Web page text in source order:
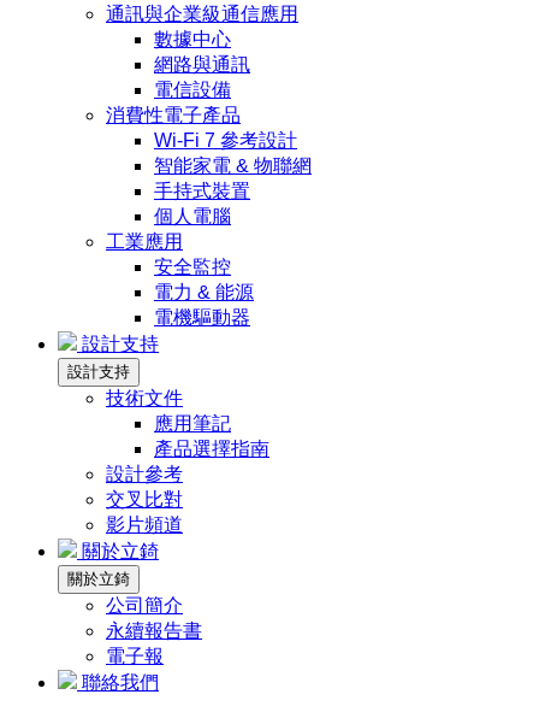
通訊與企業級通信應用
數據中心
網路與通訊
電信設備
消費性電子產品
Wi-Fi 7 參考設計
智能家電 & 物聯網
手持式裝置
個人電腦
工業應用
安全監控
電力 & 能源
電機驅動器
設計支持
設計支持
技術文件
應用筆記
產品選擇指南
設計參考
交叉比對
影片頻道
關於立錡
關於立錡
公司簡介
永續報告書
電子報
聯絡我們